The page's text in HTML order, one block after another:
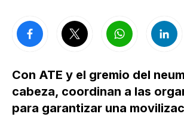
Con ATE y el gremio del
cabeza, coordinan a las
para garantizar una